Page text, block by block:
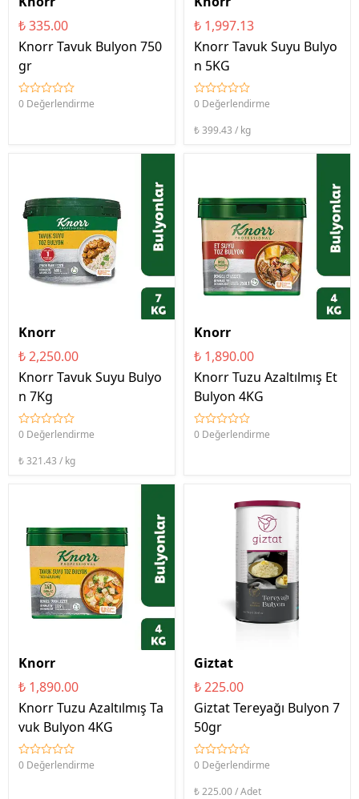
₺ 335.00
Knorr Tavuk Bulyon 750
gr
0 Değerlendirme
₺ 1,997.13
Knorr Tavuk Suyu Bulyo
n 5KG
0 Değerlendirme
₺ 399.43 / kg
Knorr
₺ 2,250.00
Knorr Tavuk Suyu Bulyo
n 7Kg
0 Değerlendirme
₺ 321.43 / kg
Knorr
₺ 1,890.00
Knorr Tuzu Azaltılmış Et
Bulyon 4KG
0 Değerlendirme
Knorr
₺ 1,890.00
Knorr Tuzu Azaltılmış Ta
vuk Bulyon 4KG
0 Değerlendirme
Giztat
₺ 225.00
Giztat Tereyağı Bulyon 7
50gr
0 Değerlendirme
₺ 225.00 / Adet